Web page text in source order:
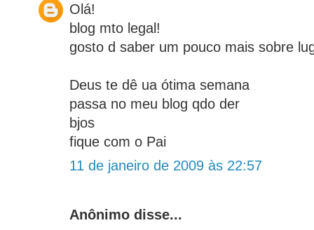
Olá!
blog mto legal!
gosto d saber um pouco mais sobre
Deus te dê ua ótima semana
passa no meu blog qdo der
bjos
fique com o Pai
11 de janeiro de 2009 às 22:57
Anônimo disse...